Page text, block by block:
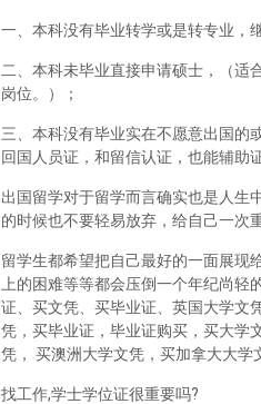
一、本科没有毕业转学或是转专业，
二、本科未毕业直接申请硕士，（适
岗位。）；
三、本科没有毕业实在不愿意出国
回国人员证，和留信认证，也能辅助
出国留学对于留学而言确实也是人生
的时候也不要轻易放弃，给自己一次
留学生都希望把自己最好的一面展现
上的困难等等都会压倒一个年纪尚
证、买文凭、买毕业证、英国大学文
凭，买毕业证，毕业证购买，买大学
凭， 买澳洲大学文凭，买加拿大大学
找工作,学士学位证很重要吗?